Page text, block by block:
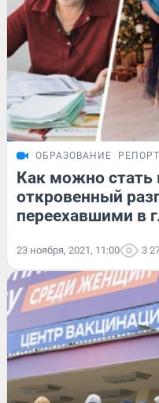
ОБРАЗОВАНИЕ
Как можно
откровенный
переехавшими в
23 ноября, 2021, 11:00 3